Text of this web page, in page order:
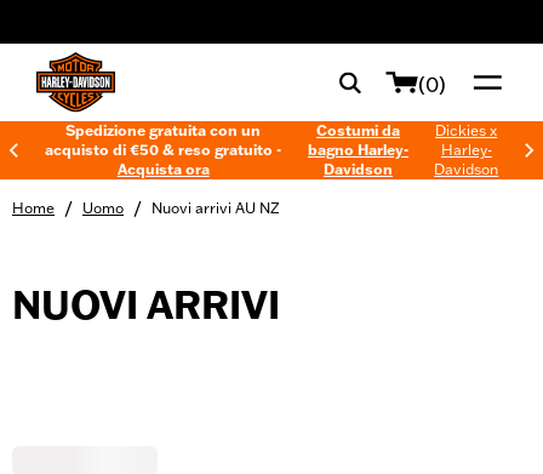
(0)
Spedizione gratuita con un
acquisto di €50 & reso gratuito -
Acquista ora
Costumi da
bagno Harley-
Davidson
Dickies x
Harley-
Davidson
Home / Uomo / Nuovi arrivi AU NZ
NUOVI ARRIVI